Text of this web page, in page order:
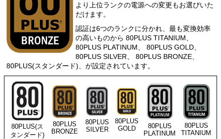
より上位ランクの電源への変更もお選びいた
だけます。
認証は6つのランクに分かれ、最も変換効率
の高いものから 80PLUS TITANIUM、
80PLUS PLATINUM、 80PLUS GOLD、
80PLUS SILVER、 80PLUS BRONZE、
80PLUS(スタンダード)、が設定されています。
80PLUS(ス
タンダード)
80PLUS
BRONZE
80PLUS
SILVER
80PLUS
GOLD
80PLUS
PLATINUM
80PLUS
TITANIUM